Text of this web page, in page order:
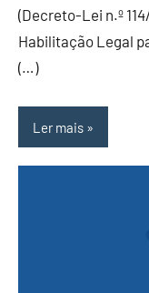
(Decreto-Lei n.º
Habilitação Legal
(…)
Ler mais